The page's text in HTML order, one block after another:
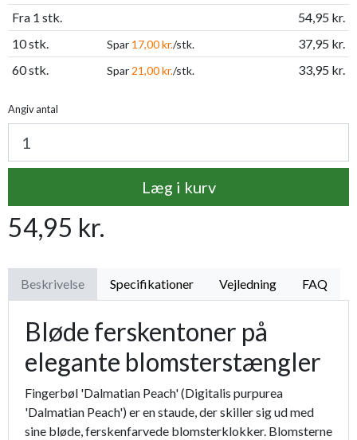
Fra 1 stk.
54,95 kr.
10 stk.
Spar 17,00 kr./stk.
37,95 kr.
60 stk.
Spar 21,00 kr./stk. 33,95 kr.
Angiv antal
Læg i kurv
54,95 kr.
Beskrivelse Specifikationer Vejledning FAQ
Bløde ferskentoner på
elegante blomsterstængler
Fingerbøl 'Dalmatian Peach' (Digitalis purpurea
'Dalmatian Peach') er en staude, der skiller sig ud med
sine bløde, ferskenfarvede blomsterklokker. Blomsterne